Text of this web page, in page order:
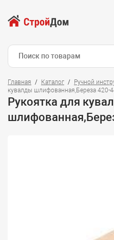
Главная Каталог Ручной
кувалды шлифованная,Береза 420-
Рукоятка для